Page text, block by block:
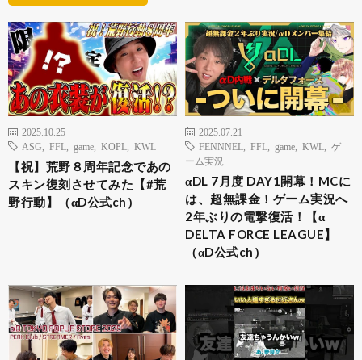
2025.10.25
ASG
FFL game KOPL KWL
【祝】荒野８周年記念であの
スキン復刻させてみた【#荒
野行動】（αD公式ch）
2025.07.21
FENNNEL
FFL game KWL
ゲ
ーム実況
αDL 7月度 DAY1開幕！MCに
は、超無課金！ゲーム実況へ
2年ぶりの電撃復活！【α
DELTA FORCE LEAGUE】
（αD公式ch）